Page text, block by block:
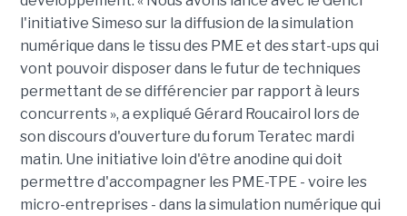
l'initiative Simeso sur la diffusion de la simulation
numérique dans le tissu des PME et des start-ups qui
vont pouvoir disposer dans le futur de techniques
permettant de se différencier par rapport à leurs
concurrents », a expliqué Gérard Roucairol lors de
son discours d'ouverture du forum Teratec mardi
matin. Une initiative loin d'être anodine qui doit
permettre d'accompagner les PME-TPE - voire les
micro-entreprises - dans la simulation numérique qui